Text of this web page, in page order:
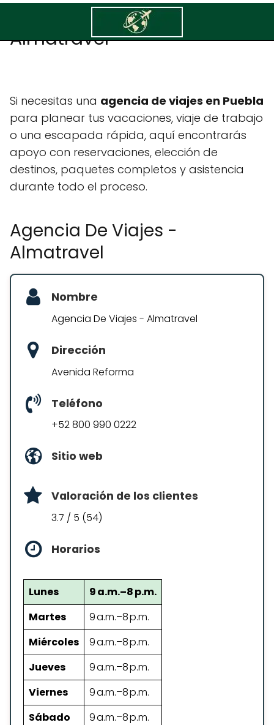
Agencia De Viajes -
Almatravel
Si necesitas una agencia de viajes en Puebla
para planear tus vacaciones, viaje de trabajo
o una escapada rápida, aquí encontrarás
apoyo con reservaciones, elección de
destinos, paquetes completos y asistencia
durante todo el proceso.
Agencia De Viajes -
Almatravel
Nombre
Agencia De Viajes - Almatravel
Dirección
Avenida Reforma
Teléfono
+52 800 990 0222
Sitio web
Valoración de los clientes
3.7 / 5 (54)
Horarios
Lunes
9 a.m.–8 p.m.
Martes
9 a.m.–8 p.m.
Miércoles
9 a.m.–8 p.m.
Jueves
9 a.m.–8 p.m.
Viernes
9 a.m.–8 p.m.
Sábado
9 a.m.–8 p.m.